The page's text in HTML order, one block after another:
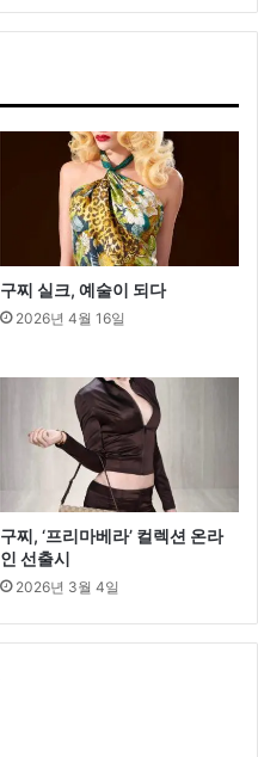
구찌 실크, 예술이 되다
2026년 4월 16일
구찌, ‘프리마베라’ 컬렉션 온라
인 선출시
2026년 3월 4일